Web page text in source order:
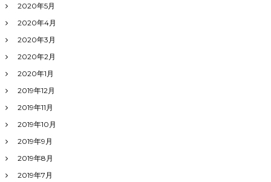
2020年5月
2020年4月
2020年3月
2020年2月
2020年1月
2019年12月
2019年11月
2019年10月
2019年9月
2019年8月
2019年7月